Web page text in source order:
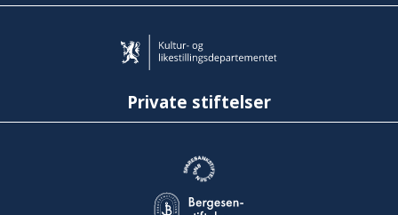
Private stiftelser